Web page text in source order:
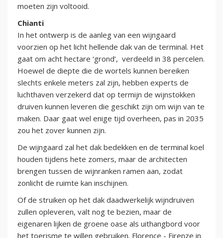
moeten zijn voltooid.
Chianti
In het ontwerp is de aanleg van een wijngaard
voorzien op het licht hellende dak van de terminal. Het
gaat om acht hectare ‘grond’, verdeeld in 38 percelen.
Hoewel de diepte die de wortels kunnen bereiken
slechts enkele meters zal zijn, hebben experts de
luchthaven verzekerd dat op termijn de wijnstokken
druiven kunnen leveren die geschikt zijn om wijn van te
maken. Daar gaat wel enige tijd overheen, pas in 2035
zou het zover kunnen zijn.
De wijngaard zal het dak bedekken en de terminal koel
houden tijdens hete zomers, maar de architecten
brengen tussen de wijnranken ramen aan, zodat
zonlicht de ruimte kan inschijnen.
Of de struiken op het dak daadwerkelijk wijndruiven
zullen opleveren, valt nog te bezien, maar de
eigenaren lijken de groene oase als uithangbord voor
het toerisme te willen gebruiken. Florence - Firenze in